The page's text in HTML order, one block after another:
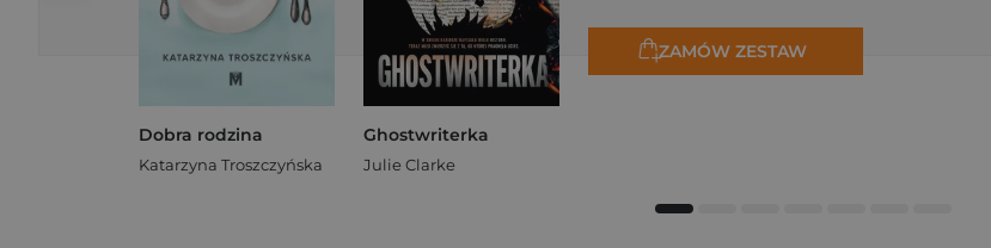
Dobra rodzina
Katarzyna Troszczyńska
Ghostwriterka
Julie Clarke
ZAMÓW ZESTAW